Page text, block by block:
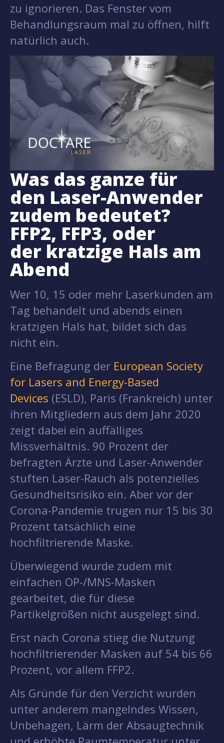
zu ignorieren. Das Fenster vom
Behandlungsraum mal zu öffnen, hilft
natürlich auch.
Was das ganze für
den Laser-Anwender
zudem bedeutet?
FFP2, FFP3, oder
der kratzige Hals am
Abend
Wer 10, 15 oder mehr Laserkunden am
Tag behandelt und abends einen
kratzigen Hals hat, bildet sich das
nicht ein.
Eine Befragung der European Society
for Lasers and Energy-Based
Devices (ESLD), Paris (Frankreich) unter
ihren Mitgliedern aus dem Jahr 2020
zeigt dabei ein auffälliges
Missverhältnis. 90 Prozent der
befragten Ärzte und Laser-Anwender
stuften Laser-Rauch als potenzielles
Gesundheitsrisiko ein. Aber vor der
Corona-Pandemie trugen nur 15 bis 30
Prozent tatsächlich eine
hochfiltrierende Maske.
Überwiegend wurde zudem mit
einfachen OP-/MNS-Masken
gearbeitet, die für diese
Partikelgrößen nicht ausgelegt sind.
Erst nach Corona stieg die Nutzung
hochfiltrierender Masken auf 54 bis 66
Prozent, vor allem FFP2.
Als Gründe für den Verzicht wurden
unter anderem mangelndes Wissen,
Unbehagen, Lärm der Absaugtechnik